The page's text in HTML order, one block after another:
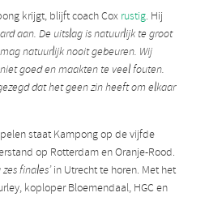
krijgt, blijft coach Cox rustig. Hij
aan. De uitslag is natuurlijk te groot
natuurlijk nooit gebeuren. Wij
goed en maakten te veel fouten.
dat het geen zin heeft om elkaar
staat Kampong op de vijfde
op Rotterdam en Oranje-Rood.
zes finales’in Utrecht te horen. Met het
koploper Bloemendaal, HGC en